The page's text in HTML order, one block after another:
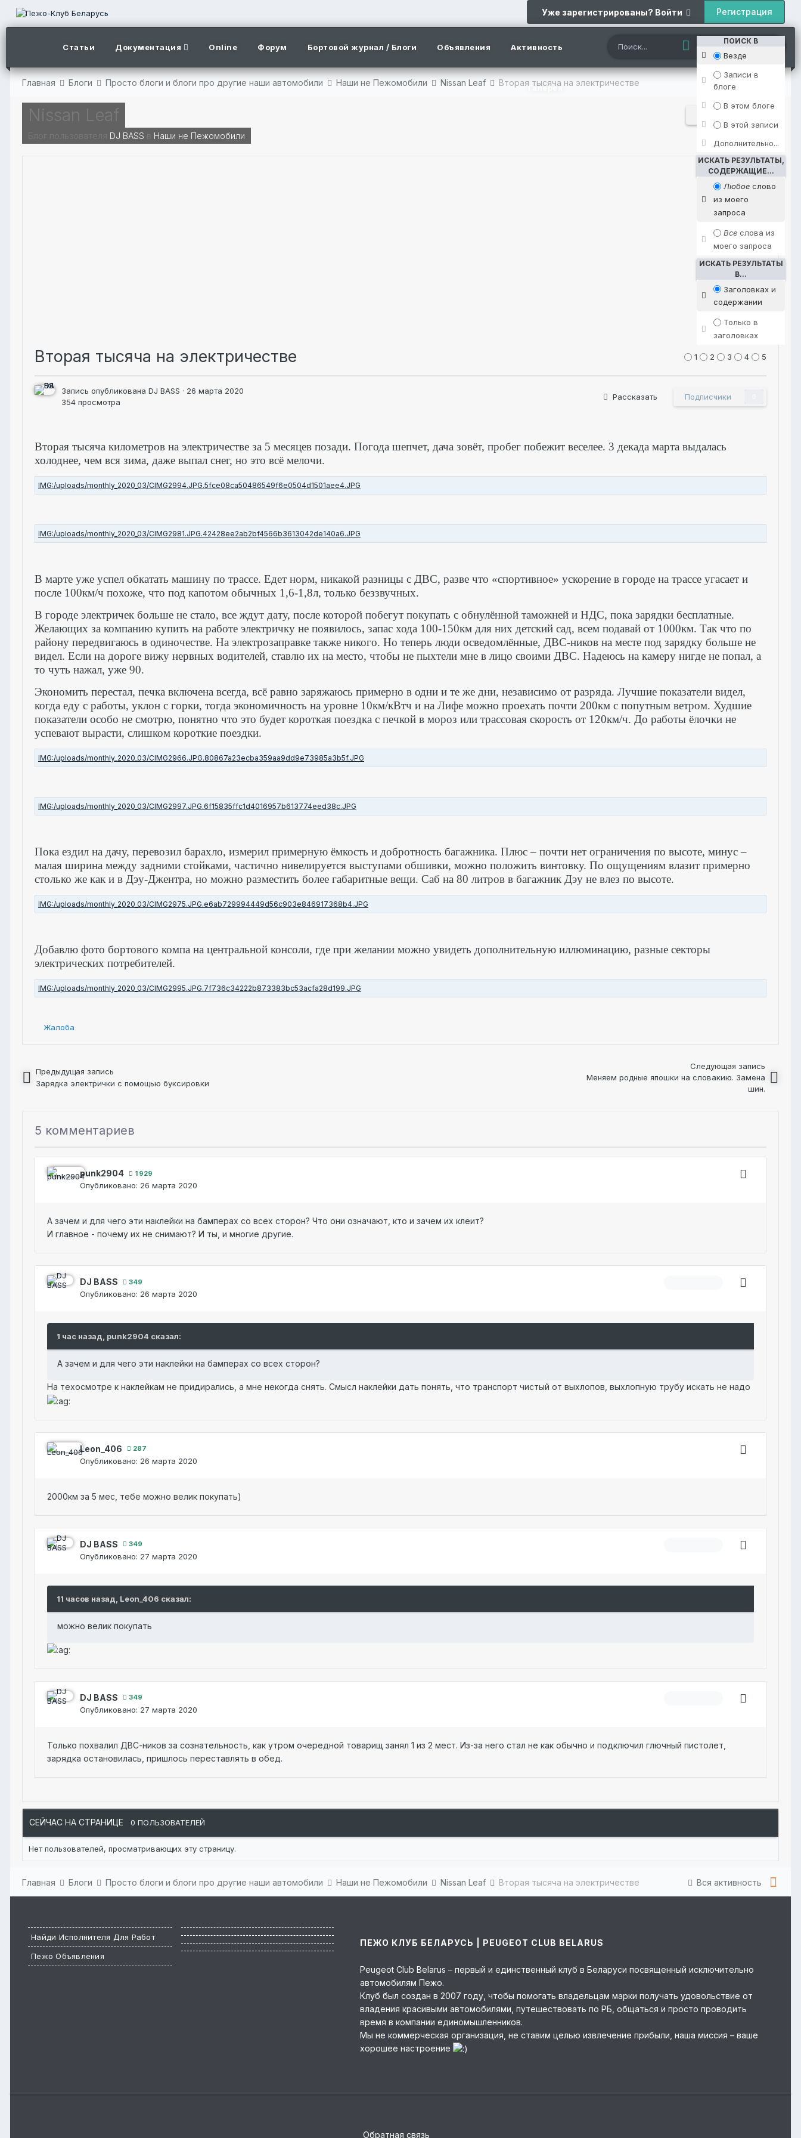
Уже зарегистрированы? Войти Регистрация
ПОИСК В
Везде
Записи в
блоге
В этом блоге
В этой записи
Дополнительно...
ИСКАТЬ РЕЗУЛЬТАТЫ,
СОДЕРЖАЩИЕ...
Любое слово
из моего
запроса
Все слова из
моего запроса
ИСКАТЬ РЕЗУЛЬТАТЫ
В...
Заголовках и
содержании
Только в
заголовках
Статьи Документация Online Форум Бортовой журнал / Блоги Объявления Активность
Галерея Вся активность
Главная Блоги Просто блоги и блоги про другие наши автомобили Наши не Пежомобили Nissan Leaf Вторая тысяча на электричестве
Nissan Leaf
Блог пользователя DJ BASS в Наши не Пежомобили
Вторая тысяча на электричестве 1 2 3 4 5
Запись опубликована DJ BASS · 26 марта 2020
354 просмотра
Рассказать Подписчики
Вторая тысяча километров на электричестве за 5 месяцев позади. Погода шепчет, дача зовёт, пробег побежит веселее. 3 декада марта выдалась
холоднее, чем вся зима, даже выпал снег, но это всё мелочи.
В марте уже успел обкатать машину по трассе. Едет норм, никакой разницы с ДВС, разве что «спортивное» ускорение в городе на трассе угасает и
после 100км/ч похоже, что под капотом обычных 1,6-1,8л, только беззвучных.
В городе электричек больше не стало, все ждут дату, после которой побегут покупать с обнулённой таможней и НДС, пока зарядки бесплатные.
Желающих за компанию купить на работе электричку не появилось, запас хода 100-150км для них детский сад, всем подавай от 1000км. Так что по
району передвигаюсь в одиночестве. На электрозаправке также никого. Но теперь люди осведомлённые, ДВС-ников на месте под зарядку больше не
видел. Если на дороге вижу нервных водителей, ставлю их на место, чтобы не пыхтели мне в лицо своими ДВС. Надеюсь на камеру нигде не попал, а
то чуть нажал, уже 90.
Экономить перестал, печка включена всегда, всё равно заряжаюсь примерно в одни и те же дни, независимо от разряда. Лучшие показатели видел,
когда еду с работы, уклон с горки, тогда экономичность на уровне 10км/кВтч и на Лифе можно проехать почти 200км с попутным ветром. Худшие
показатели особо не смотрю, понятно что это будет короткая поездка с печкой в мороз или трассовая скорость от 120км/ч. До работы ёлочки не
успевают вырасти, слишком короткие поездки.
Пока ездил на дачу, перевозил барахло, измерил примерную ёмкость и добротность багажника. Плюс – почти нет ограничения по высоте, минус –
малая ширина между задними стойками, частично нивелируется выступами обшивки, можно положить винтовку. По ощущениям влазит примерно
столько же как и в Дэу-Джентра, но можно разместить более габаритные вещи. Саб на 80 литров в багажник Дэу не влез по высоте.
Добавлю фото бортового компа на центральной консоли, где при желании можно увидеть дополнительную иллюминацию, разные секторы
электрических потребителей.
Жалоба
Предыдущая запись
Зарядка электрички с помощью буксировки
Следующая запись
Меняем родные япошки на словакию. Замена
шин.
5 комментариев
punk2904 1 929
Опубликовано: 26 марта 2020
А зачем и для чего эти наклейки на бамперах со всех сторон? Что они означают, кто и зачем их клеит?
И главное - почему их не снимают? И ты, и многие другие.
DJ BASS 349
Опубликовано: 26 марта 2020
1 час назад, punk2904 сказал:
А зачем и для чего эти наклейки на бамперах со всех сторон?
На техосмотре к наклейкам не придирались, а мне некогда снять. Смысл наклейки дать понять, что транспорт чистый от выхлопов, выхлопную трубу искать не надо
Leon_406 287
Опубликовано: 26 марта 2020
2000км за 5 мес, тебе можно велик покупать)
DJ BASS 349
Опубликовано: 27 марта 2020
11 часов назад, Leon_406 сказал:
можно велик покупать
DJ BASS 349
Опубликовано: 27 марта 2020
Только похвалил ДВС-ников за сознательность, как утром очередной товарищ занял 1 из 2 мест. Из-за него стал не как обычно и подключил глючный пистолет,
зарядка остановилась, пришлось переставлять в обед.
СЕЙЧАС НА СТРАНИЦЕ 0 ПОЛЬЗОВАТЕЛЕЙ
Нет пользователей, просматривающих эту страницу.
Вся активность
Главная Блоги Просто блоги и блоги про другие наши автомобили Наши не Пежомобили Nissan Leaf Вторая тысяча на электричестве
Найди Исполнителя Для Работ
Пежо Объявления
ПЕЖО КЛУБ БЕЛАРУСЬ | PEUGEOT CLUB BELARUS
Peugeot Club Belarus – первый и единственный клуб в Беларуси посвященный исключительно
автомобилям Пежо.
Клуб был создан в 2007 году, чтобы помогать владельцам марки получать удовольствие от
владения красивыми автомобилями, путешествовать по РБ, общаться и просто проводить
время в компании единомышленников.
Мы не коммерческая организация, не ставим целью извлечение прибыли, наша миссия – ваше
хорошее настроение
Обратная связь